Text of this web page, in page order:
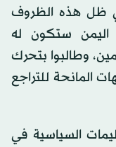
ظل هذه الظروف
اليمن ستكون له
وطالبوا بتحرك
المانحة للتراجع
السياسية في